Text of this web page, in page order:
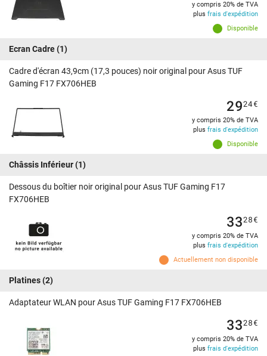
Disponible
y compris 20% de TVA
plus frais d'expédition
Ecran Cadre(1)
Cadre d'écran 43,9cm (17,3 pouces) noir original pour Asus TUF
Gaming F17 FX706HEB
Disponible
2924€
y compris 20% de TVA
plus frais d'expédition
Châssis Inférieur(1)
Dessous du boîtier noir original pour Asus TUF Gaming F17
FX706HEB
Actuellement non disponible
3328€
y compris 20% de TVA
plus frais d'expédition
Platines(2)
Adaptateur WLAN pour Asus TUF Gaming F17 FX706HEB
3328€
y compris 20% de TVA
plus frais d'expédition